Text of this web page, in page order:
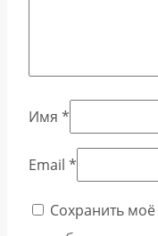
Имя *
Email *
Сохранить